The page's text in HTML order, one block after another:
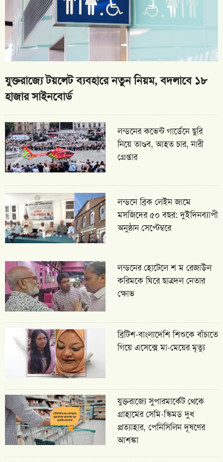
যুক্তরাজ্যে টয়লেট ব্যবহারে নতুন নিয়ম, বদলাবে ১৮
হাজার সাইনবোর্ড
লন্ডনের কভেন্ট গার্ডেনে ছুরি
নিয়ে তাণ্ডব, আহত চার, নারী
গ্রেপ্তার
লন্ডনে ব্রিক লেইন জামে
মসজিদের ৫০ বছর: দুইদিনব্যাপী
অনুষ্ঠান সেপ্টেম্বরে
লন্ডনের হোটেলে শ ম রেজাউল
করিমকে ঘিরে ছাত্রদল নেতার
ক্ষোভ
ব্রিটিশ-বাংলাদেশি শিশুকে বাঁচাতে
গিয়ে এসেক্সে মা-মেয়ের মৃত্যু
যুক্তরাজ্যে সুপারমার্কেট থেকে
গ্রাহামের সেমি-স্কিমড দুধ
প্রত্যাহার, পেনিসিলিন দূষণের
আশঙ্কা